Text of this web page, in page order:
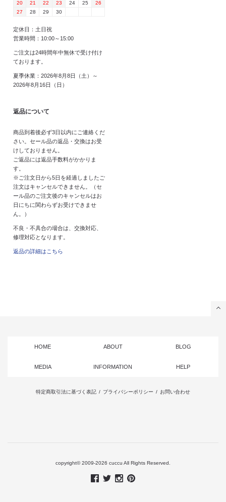
20
21 22 23 24 25
26
27
28 29 30
定休日：土日祝
営業時間：10:00～15:00
ご注文は24時間年中無休で受け付け
ております。
夏季休業：2026年8月8日（土）～
2026年8月16日（日）
返品について
商品到着後必ず3日以内にご連絡くだ
さい。セール品の返品・交換はお受
けしておりません。
ご返品には返品手数料がかかりま
す。
※ご注文日から5日を経過しましたご
注文はキャンセルできません。（セ
ール品のご注文後のキャンセルはお
日にちに関わらずお受けできませ
ん。）
不良・不具合の場合は、交換対応、
修理対応となります。
返品の詳細はこちら
HOME ABOUT BLOG
MEDIA INFORMATION HELP
特定商取引法に基づく表記 / プライバシーポリシー / お問い合わせ
copyright© 2009-2026 cuccu All Rights Reserved.